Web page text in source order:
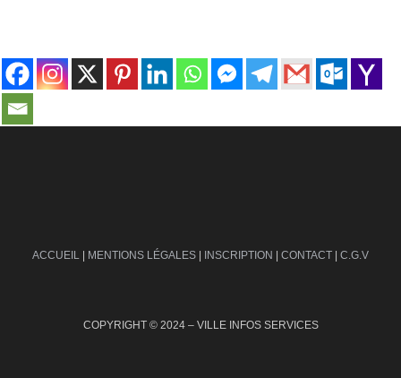
ACCUEIL | MENTIONS LÉGALES | INSCRIPTION | CONTACT | C.G.V
COPYRIGHT © 2024 – VILLE INFOS SERVICES